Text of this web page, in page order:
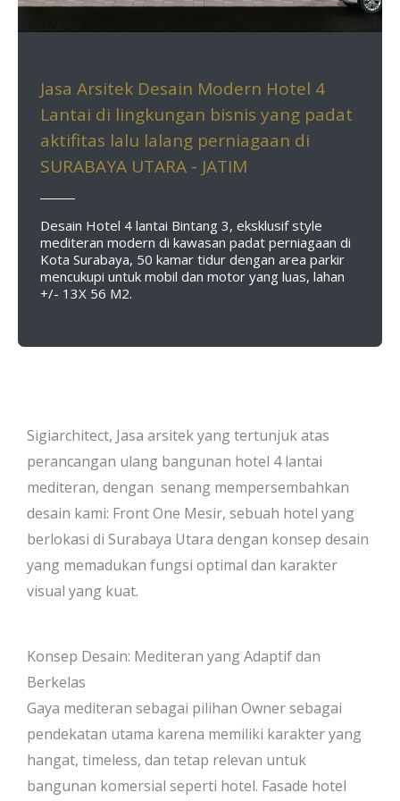
Jasa Arsitek Desain Modern Hotel 4
Lantai di lingkungan bisnis yang padat
aktifitas lalu lalang perniagaan di
SURABAYA UTARA - JATIM
Desain Hotel 4 lantai Bintang 3, eksklusif style
mediteran modern di kawasan padat perniagaan di
Kota Surabaya, 50 kamar tidur dengan area parkir
mencukupi untuk mobil dan motor yang luas, lahan
+/- 13X 56 M2.
Sigiarchitect, Jasa arsitek yang tertunjuk atas
perancangan ulang bangunan hotel 4 lantai
mediteran, dengan senang mempersembahkan
desain kami: Front One Mesir, sebuah hotel yang
berlokasi di Surabaya Utara dengan konsep desain
yang memadukan fungsi optimal dan karakter
visual yang kuat.
Konsep Desain: Mediteran yang Adaptif dan
Berkelas
Gaya mediteran sebagai pilihan Owner sebagai
pendekatan utama karena memiliki karakter yang
hangat, timeless, dan tetap relevan untuk
bangunan komersial seperti hotel. Fasade hotel